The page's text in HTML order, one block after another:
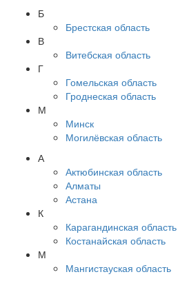
Б
Брестская область
В
Витебская область
Г
Гомельская область
Гроднеская область
М
Минск
Могилёвская область
А
Актюбинская область
Алматы
Астана
К
Карагандинская область
Костанайская область
М
Мангистауская область